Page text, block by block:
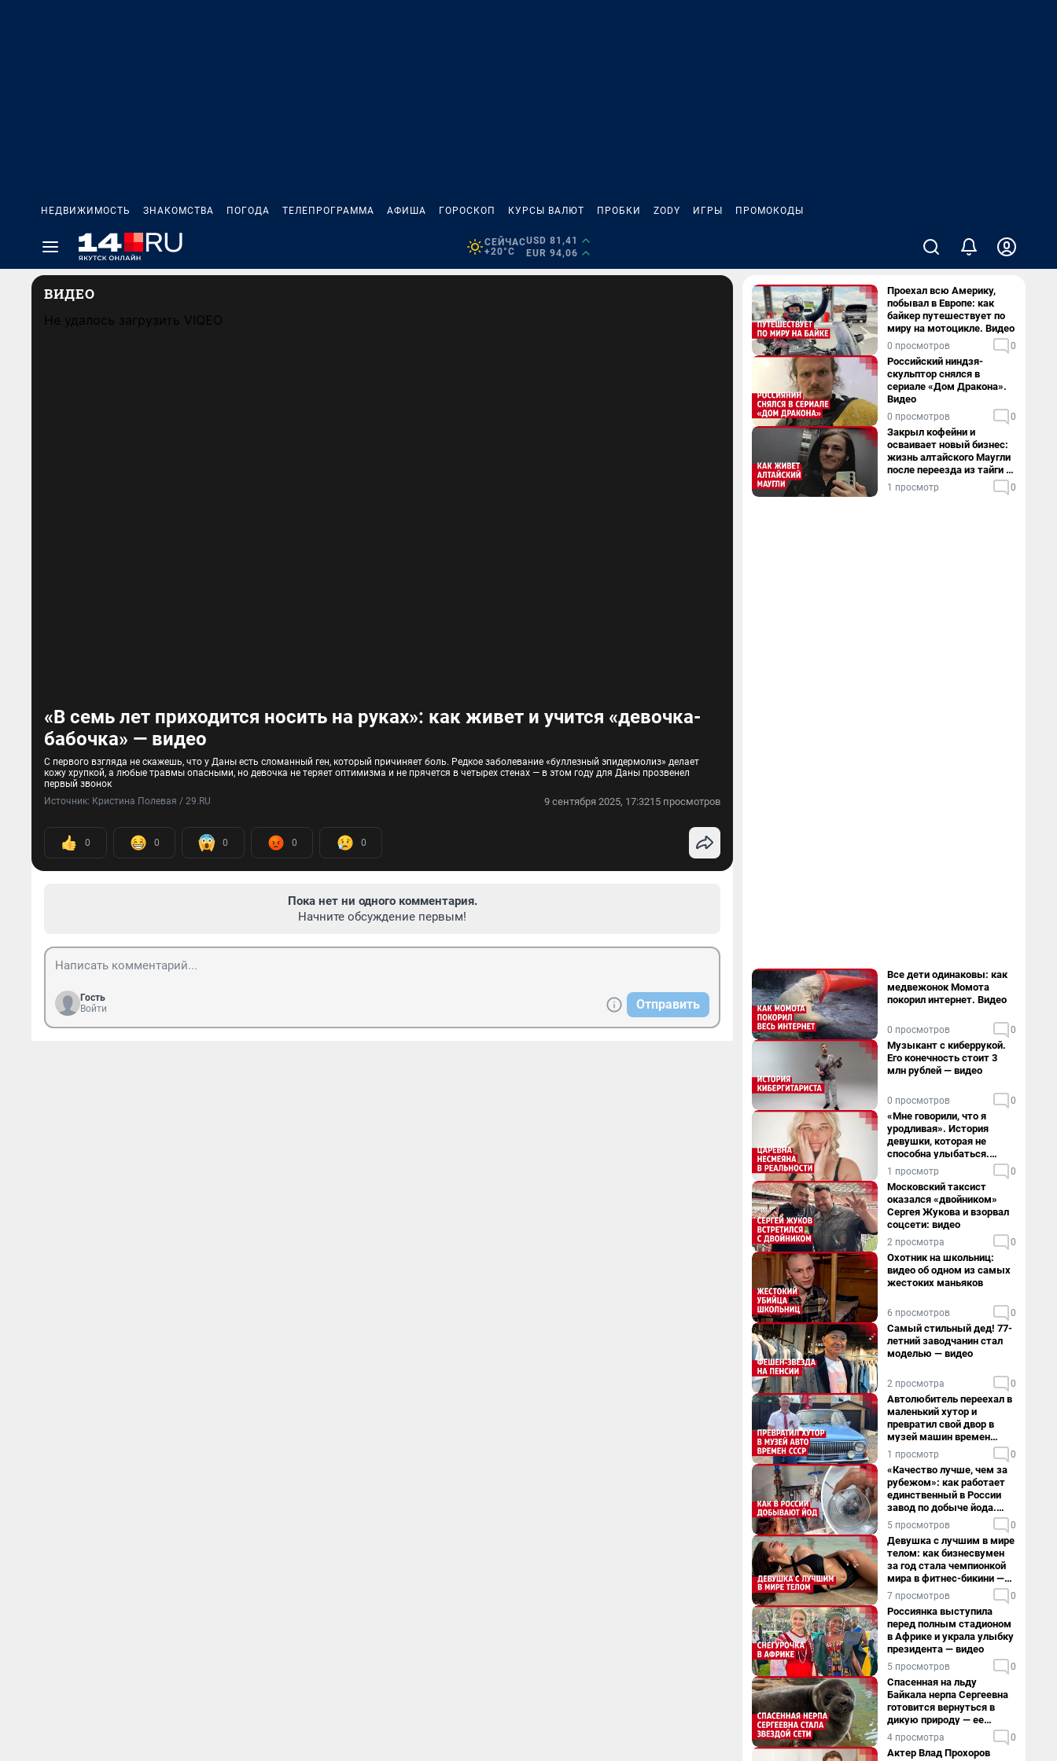
НЕДВИЖИМОСТЬ ЗНАКОМСТВА ПОГОДА ТЕЛЕПРОГРАММА АФИША ГОРОСКОП КУРСЫ ВАЛЮТ ПРОБКИ ZODY ИГРЫ ПРОМОКОДЫ
СЕЙЧАС
+20°C
USD 81,41
EUR 94,06
ВИДЕО
Не удалось загрузить VIQEO
«В семь лет приходится носить на руках»: как живет и учится «девочка-
бабочка» — видео
С первого взгляда не скажешь, что у Даны есть сломанный ген, который причиняет боль. Редкое заболевание «буллезный эпидермолиз» делает
кожу хрупкой, а любые травмы опасными, но девочка не теряет оптимизма и не прячется в четырех стенах — в этом году для Даны прозвенел
первый звонок
Источник: Кристина Полевая / 29.RU 9 сентября 2025, 17:3215 просмотров
0 0 0 0 0
Пока нет ни одного комментария.
Начните обсуждение первым!
Гость
Войти
Отправить
Проехал всю Америку,
побывал в Европе: как
байкер путешествует по
миру на мотоцикле. Видео
0 просмотров 0
Российский ниндзя-
скульптор снялся в
сериале «Дом Дракона».
Видео
0 просмотров 0
Закрыл кофейни и
осваивает новый бизнес:
жизнь алтайского Маугли
после переезда из тайги в
столицу
1 просмотр 0
Все дети одинаковы: как
медвежонок Момота
покорил интернет. Видео
0 просмотров 0
Музыкант с киберрукой.
Его конечность стоит 3
млн рублей — видео
0 просмотров 0
«Мне говорили, что я
уродливая». История
девушки, которая не
способна улыбаться.
Видео
1 просмотр 0
Московский таксист
оказался «двойником»
Сергея Жукова и взорвал
соцсети: видео
2 просмотра 0
Охотник на школьниц:
видео об одном из самых
жестоких маньяков
6 просмотров 0
Самый стильный дед! 77-
летний заводчанин стал
моделью — видео
2 просмотра 0
Автолюбитель переехал в
маленький хутор и
превратил свой двор в
музей машин времен
СССР. Видео
1 просмотр 0
«Качество лучше, чем за
рубежом»: как работает
единственный в России
завод по добыче йода.
Видео
5 просмотров 0
Девушка с лучшим в мире
телом: как бизнесвумен
за год стала чемпионкой
мира в фитнес-бикини —
видео
7 просмотров 0
Россиянка выступила
перед полным стадионом
в Африке и украла улыбку
президента — видео
5 просмотров 0
Спасенная на льду
Байкала нерпа Сергеевна
готовится вернуться в
дикую природу — ее
видеоистория
4 просмотра 0
Актер Влад Прохоров